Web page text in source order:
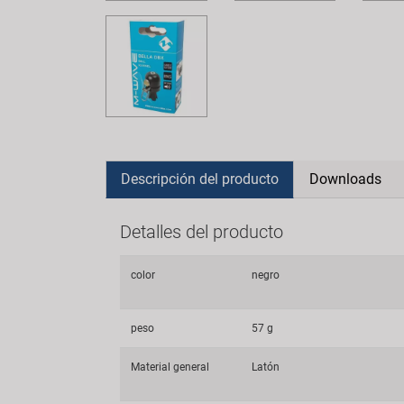
Descripción del producto Downloads
Detalles del producto
color negro
peso 57 g
Material general Latón